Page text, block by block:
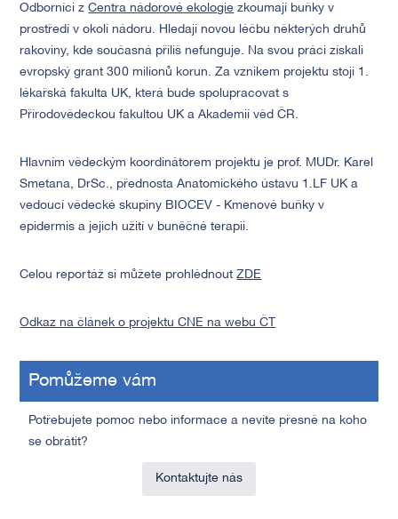
Odborníci zCentra nádorové ekologie zkoumají buňky v
prostředí v okolí nádoru. Hledají novou léčbu některých druhů
rakoviny, kde současná příliš nefunguje. Na svou práci získali
evropský grant 300 milionů korun. Za vznikem projektu stojí 1.
lékařská fakulta UK, která bude spolupracovat s
Přírodovědeckou fakultou UK a Akademií věd ČR.
Hlavním vědeckým koordinátorem projektu je prof. MUDr. Karel
Smetana, DrSc., přednosta Anatomického ústavu 1.LF UK a
vedoucí vědecké skupiny BIOCEV - Kmenové buňky v
epidermis a jejich užití v buněčné terapii.
Celou reportáž si můžete prohlédnoutZDE
Odkaz na článek o projektu CNE na webu ČT
Pomůžeme vám
Potřebujete pomoc nebo informace a nevíte přesně na koho
se obrátit?
Kontaktujte nás